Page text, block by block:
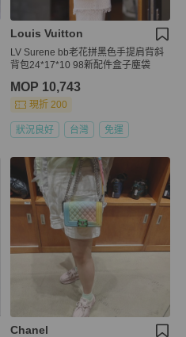
Louis Vuitton
LV Surene bb老花拼黑色手提肩背斜
背包24*17*10 98新配件盒子塵袋
MOP 10,743
現折 200
狀況良好 台灣 免運
Chanel